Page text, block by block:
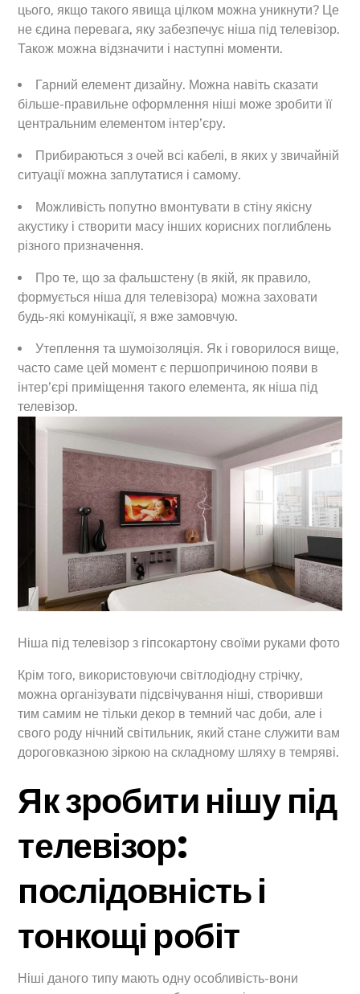
цього, якщо такого явища цілком можна уникнути? Це
не єдина перевага, яку забезпечує ніша під телевізор.
Також можна відзначити і наступні моменти.
Гарний елемент дизайну. Можна навіть сказати
більше-правильне оформлення ніші може зробити її
центральним елементом інтер’єру.
Прибираються з очей всі кабелі, в яких у звичайній
ситуації можна заплутатися і самому.
Можливість попутно вмонтувати в стіну якісну
акустику і створити масу інших корисних поглиблень
різного призначення.
Про те, що за фальшстену (в якій, як правило,
формується ніша для телевізора) можна заховати
будь-які комунікації, я вже замовчую.
Утеплення та шумоізоляція. Як і говорилося вище,
часто саме цей момент є першопричиною появи в
інтер’єрі приміщення такого елемента, як ніша під
телевізор.
Ніша під телевізор з гіпсокартону своїми руками фото
Крім того, використовуючи світлодіодну стрічку,
можна організувати підсвічування ніші, створивши
тим самим не тільки декор в темний час доби, але і
свого роду нічний світильник, який стане служити вам
дороговказною зіркою на складному шляху в темряві.
Як зробити нішу під
телевізор:
послідовність і
тонкощі робіт
Ніші даного типу мають одну особливість-вони